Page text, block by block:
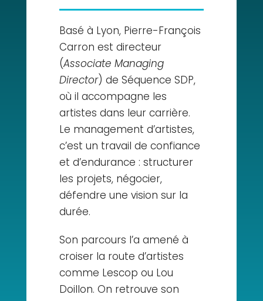
Basé à Lyon, Pierre-François
Carron est directeur
(Associate Managing
Director) de Séquence SDP,
où il accompagne les
artistes dans leur carrière.
Le management d’artistes,
c’est un travail de confiance
et d’endurance : structurer
les projets, négocier,
défendre une vision sur la
durée.
Son parcours l’a amené à
croiser la route d’artistes
comme Lescop ou Lou
Doillon. On retrouve son